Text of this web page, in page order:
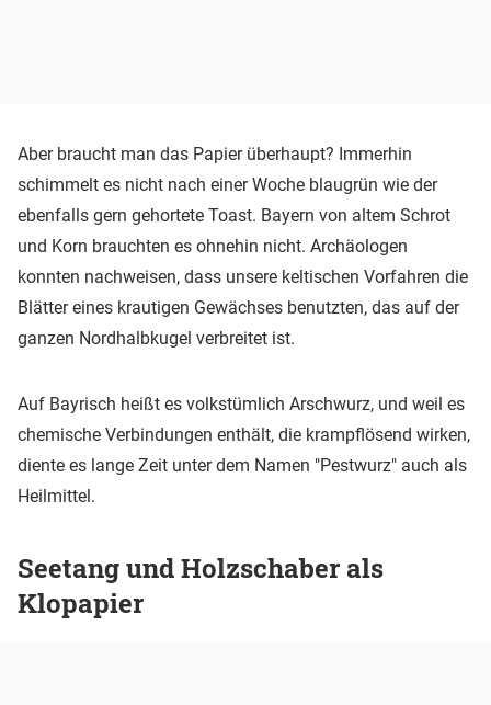
Aber braucht man das Papier überhaupt? Immerhin
schimmelt es nicht nach einer Woche blaugrün wie der
ebenfalls gern gehortete Toast. Bayern von altem Schrot
und Korn brauchten es ohnehin nicht. Archäologen
konnten nachweisen, dass unsere keltischen Vorfahren die
Blätter eines krautigen Gewächses benutzten, das auf der
ganzen Nordhalbkugel verbreitet ist.
Auf Bayrisch heißt es volkstümlich Arschwurz, und weil es
chemische Verbindungen enthält, die krampflösend wirken,
diente es lange Zeit unter dem Namen "Pestwurz" auch als
Heilmittel.
Seetang und Holzschaber als
Klopapier